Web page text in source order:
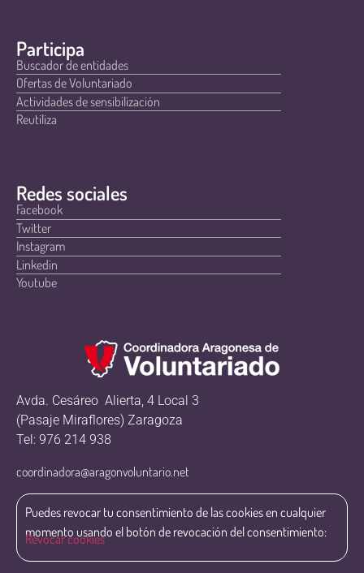
Participa
Buscador de entidades
Ofertas de Voluntariado
Actividades de sensibilización
Reutiliza
Redes sociales
Facebook
Twitter
Instagram
Linkedin
Youtube
Avda. Cesáreo Alierta, 4 Local 3
(Pasaje Miraflores) Zaragoza
Tel: 976 214 938
coordinadora@aragonvoluntario.net
Puedes revocar tu consentimiento de las cookies en cualquier
momento usando el botón de revocación del consentimiento:
Revocar cookies